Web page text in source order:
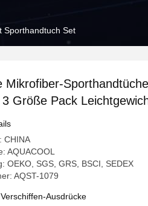
Sporthandtuch Set
Mikrofiber-
Größe Pack
Set
CHINA
AQUACOOL
OEKO, SGS, GRS, BSCI, SEDEX
AQST-1079
Ausdrücke